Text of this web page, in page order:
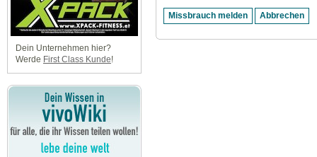
Dein Unternehmen hier?
Werde First Class Kunde!